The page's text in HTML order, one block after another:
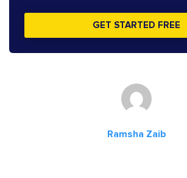
GET STARTED FREE
Ramsha Zaib